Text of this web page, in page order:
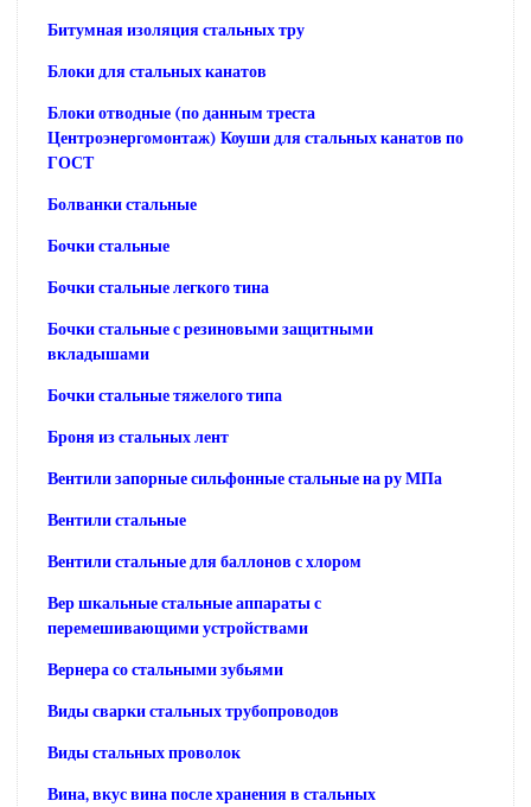
Битумная изоляция стальных тру
Блоки для стальных канатов
Блоки отводные (по данным треста
Центроэнергомонтаж) Коуши для стальных канатов по
ГОСТ
Болванки стальные
Бочки стальные
Бочки стальные легкого тина
Бочки стальные с резиновыми защитными
вкладышами
Бочки стальные тяжелого типа
Броня из стальных лент
Вентили запорные сильфонные стальные на ру МПа
Вентили стальные
Вентили стальные для баллонов с хлором
Вер шкальные стальные аппараты с
перемешивающими устройствами
Вернера со стальными зубьями
Виды сварки стальных трубопроводов
Виды стальных проволок
Вина, вкус вина после хранения в стальных